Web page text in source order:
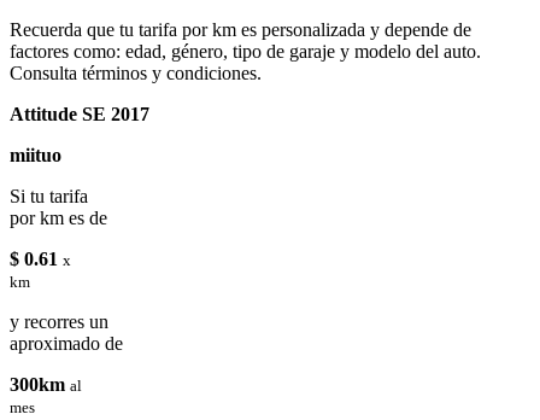
Recuerda que tu tarifa por km es personalizada y depende de
factores como: edad, género, tipo de garaje y modelo del auto.
Consulta términos y condiciones.
Attitude SE 2017
miituo
Si tu tarifa
por km es de
$ 0.61 x
km
y recorres un
aproximado de
300km al
mes